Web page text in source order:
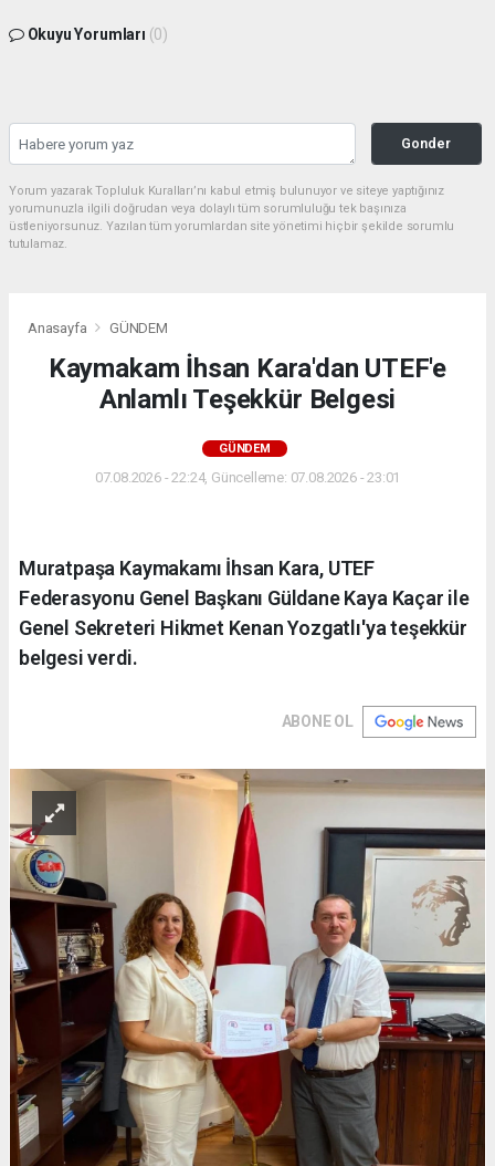
Okuyu Yorumları (0)
Gonder
Yorum yazarak Topluluk Kuralları’nı kabul etmiş bulunuyor ve siteye yaptığınız
yorumunuzla ilgili doğrudan veya dolaylı tüm sorumluluğu tek başınıza
üstleniyorsunuz. Yazılan tüm yorumlardan site yönetimi hiçbir şekilde sorumlu
tutulamaz.
Anasayfa GÜNDEM
Kaymakam İhsan Kara'dan UTEF'e
Anlamlı Teşekkür Belgesi
GÜNDEM
07.08.2026 - 22:24, Güncelleme: 07.08.2026 - 23:01
Muratpaşa Kaymakamı İhsan Kara, UTEF
Federasyonu Genel Başkanı Güldane Kaya Kaçar ile
Genel Sekreteri Hikmet Kenan Yozgatlı'ya teşekkür
belgesi verdi.
ABONE OL